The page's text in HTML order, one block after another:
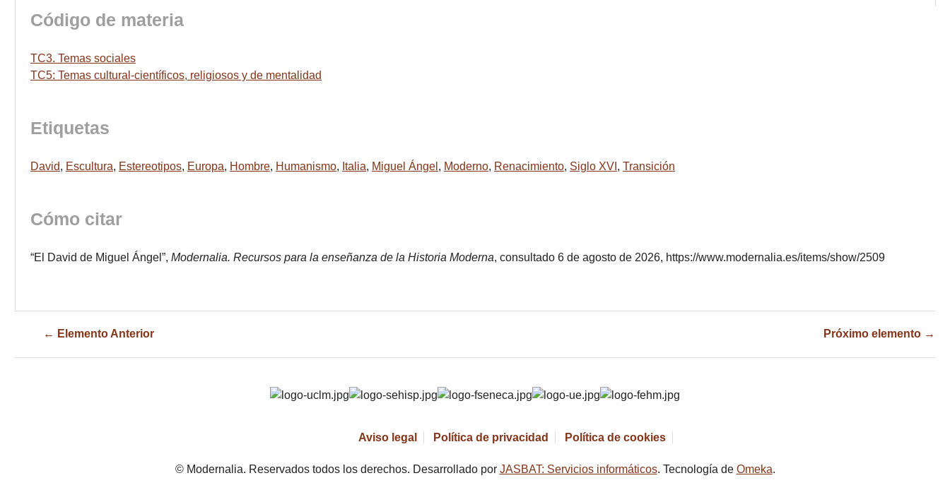
Código de materia
TC3. Temas sociales
TC5: Temas cultural-científicos, religiosos y de mentalidad
Etiquetas
David, Escultura, Estereotipos, Europa, Hombre, Humanismo, Italia, Miguel Ángel , Moderno, Renacimiento, Siglo XVI , Transición
Cómo citar
“El David de Miguel Ángel”, Modernalia. Recursos para la enseñanza de la Historia Moderna, consultado 6 de agosto de 2026, https://www.modernalia.es/items/show/2509
← Elemento Anterior Próximo elemento →
Aviso legal Política de privacidad Política de cookies
© Modernalia. Reservados todos los derechos. Desarrollado por JASBAT: Servicios informáticos. Tecnología de Omeka.